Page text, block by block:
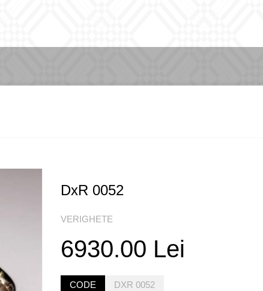
DxR 0052
VERIGHETE
6930.00 Lei
CODE DXR 0052